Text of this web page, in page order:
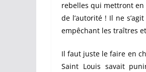
rebelles qui mettront en
de l’autorité ! Il ne
empêchant les traîtres
Il faut juste le faire en
Saint Louis savait